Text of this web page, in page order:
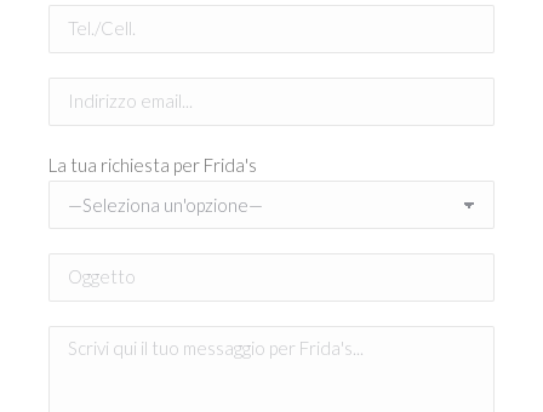
La tua richiesta per Frida's